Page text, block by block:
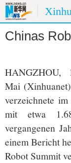
HOME
MEINUNG
FOTOS
Chinas
HANGZHOU,
Mai
verzeichnete
mit etwa
vergangenen
einem Bericht
Robot Summit